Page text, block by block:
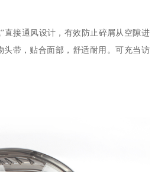
直接通风设计，有效防止碎屑从空隙进
头带，贴合面部，舒适耐用。可充当访